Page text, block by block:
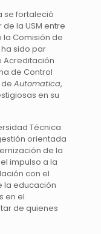
se fortaleció
la USM entre
la Comisión de
sido par
Acreditación
de Control
Automatica,
en su
Técnica
orientada
de la
impulso a la
con el
la educación
en el
de quienes